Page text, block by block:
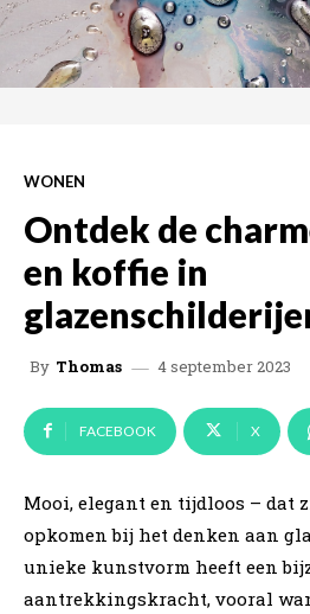
WONEN
Ontdek de
en koffie in
By Thomas 4 september 2023
FACEBOOK X
Mooi, elegant en tijdloos – dat
opkomen bij het denken aan
unieke kunstvorm heeft een
aantrekkingskracht, vooral